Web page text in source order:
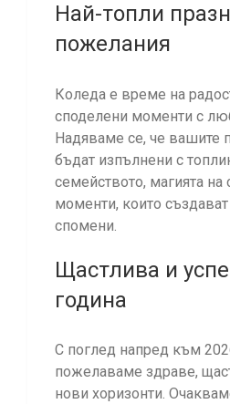
Най-топли
пожелания
Коледа е време на
споделени моменти с
Надяваме се, че вашите
бъдат изпълнени с
семейството, магията на
моменти, които
спомени.
Щастлива и
година
С поглед напред към
пожелаваме здраве,
нови хоризонти.